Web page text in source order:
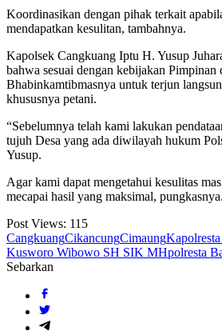
Koordinasikan dengan pihak terkait
mendapatkan kesulitan, tambahnya.
Kapolsek Cangkuang Iptu H. Yusup
bahwa sesuai dengan kebijakan
Bhabinkamtibmasnya untuk terjun
khususnya petani.
“Sebelumnya telah kami lakukan
tujuh Desa yang ada diwilayah hukum
Yusup.
Agar kami dapat mengetahui kesulitas
mecapai hasil yang maksimal, pungkasnya.
Post Views: 115
CangkuangCikancungCimaung
Kusworo Wibowo SH SIK MHpolresta
Sebarkan